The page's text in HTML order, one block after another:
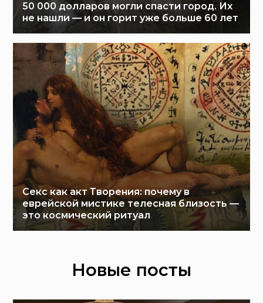
50 000 долларов могли спасти город. Их
не нашли — и он горит уже больше 60 лет
Секс как акт Творения: почему в
еврейской мистике телесная близость —
это космический ритуал
Новые посты